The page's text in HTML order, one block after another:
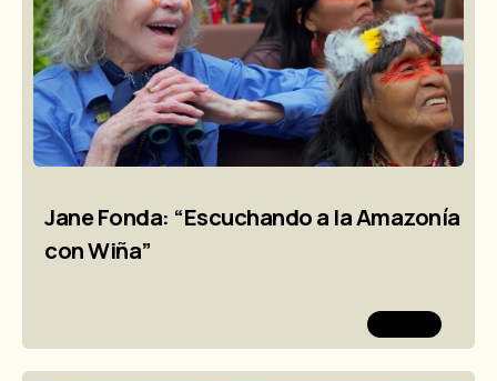
Jane Fonda: “Escuchando a la Amazonía
con Wiña”